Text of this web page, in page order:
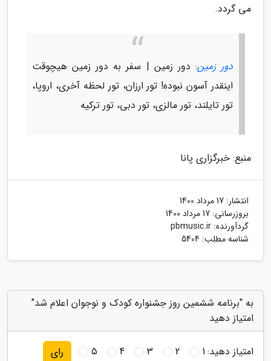
می گردد.
دور زمین: دور زمین | سفر به دور زمین هیچوقت
اینقدر آسون نبوده! تور ارزان، تور لحظه آخری، اروپا،
تور تایلند، تور مالزی، تور دبی، تور ترکیه
منبع: خبرگزاری پانا
انتشار: 17 مرداد 1400
بروزرسانی: 17 مرداد 1400
گردآورنده: pbmusic.ir
شناسه مطلب: 5404
به "برنامه ششمین روز جشنواره کودک و نوجوان اعلام شد"
امتیاز دهید
امتیاز دهید:1
2
3
4
5 رای